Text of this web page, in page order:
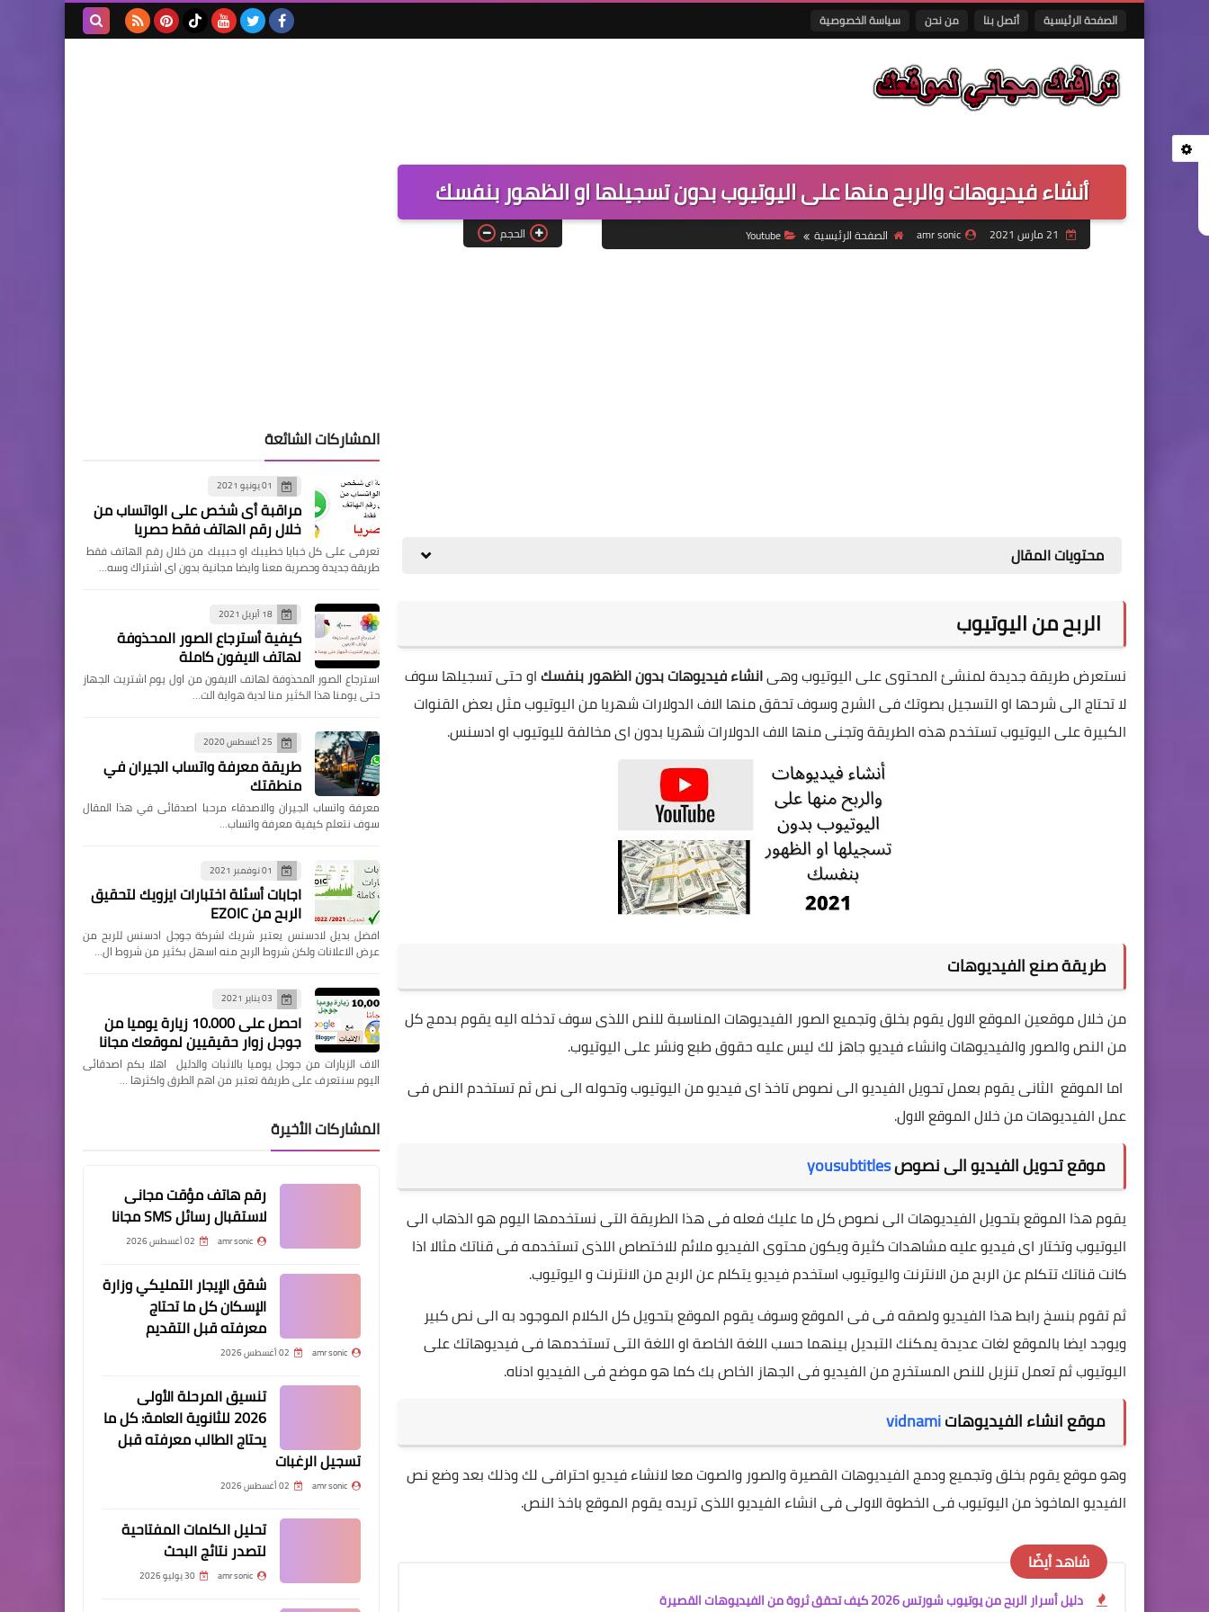
الصفحة الرئيسية أتصل بنا من نحن سياسة الخصوصية
أنشاء فيديوهات والربح منها على اليوتيوب بدون تسجيلها او الظهور بنفسك
amr sonic الصفحة الرئيسية Youtube الحجم
محتويات المقال
الربح من اليوتيوب
نستعرض طريقة جديدة لمنشئ المحتوى على اليوتيوب وهىانشاء فيديوهات بدون الظهور بنفسكاو حتى تسجيلها سوف
لا تحتاج الى شرحها او التسجيل بصوتك فى الشرح وسوف تحقق منها الاف الدولارات شهريا من اليوتيوب مثل بعض القنوات
الكبيرة على اليوتيوب تستخدم هذه الطريقة وتجنى منها الاف الدولارات شهريا بدون اى مخالفة لليوتيوب او ادسنس.
طريقة صنع الفيديوهات
من خلال موقعين الموقع الاول يقوم بخلق وتجميع الصور الفيديوهات المناسبة للنص اللذى سوف تدخله اليه يقوم بدمج كل
من النص والصور والفيديوهات وانشاء فيديو جاهز لك ليس عليه حقوق طبع ونشر على اليوتيوب.
اما الموقع الثانى يقوم بعمل تحويل الفيديو الى نصوص تاخذ اى فيديو من اليوتيوب وتحوله الى نص ثم تستخدم النص فى
عمل الفيديوهات من خلال الموقع الاول.
موقع تحويل الفيديو الى نصوصyousubtitles
يقوم هذا الموقع بتحويل الفيديوهات الى نصوص كل ما عليك فعله فى هذا الطريقة التى نستخدمها اليوم هو الذهاب الى
اليوتيوب وتختار اى فيديو عليه مشاهدات كثيرة ويكون محتوى الفيديو ملائم للاختصاص اللذى تستخدمه فى قناتك مثالا اذا
كانت قناتك تتكلم عن الربح من الانترنت واليوتيوب استخدم فيديو يتكلم عن الربح من الانترنت و اليوتيوب.
ثم تقوم بنسخ رابط هذا الفيديو ولصقه فى فى الموقع وسوف يقوم الموقع بتحويل كل الكلام الموجود به الى نص كبير
ويوجد ايضا بالموقع لغات عديدة يمكنك التبديل بينهما حسب اللغة الخاصة او اللغة التى تستخدمها فى فيديوهاتك على
اليوتيوب ثم تعمل تنزيل للنص المستخرج من الفيديو فى الجهاز الخاص بك كما هو موضح فى الفيديو ادناه.
موقع انشاء الفيديوهات
وهو موقع يقوم بخلق وتجميع ودمج الفيديوهات القصيرة والصور والصوت معا لانشاء فيديو احترافى لك وذلك بعد وضع نص
الفيديو الماخوذ من اليوتيوب فى الخطوة الاولى فى انشاء الفيديو اللذى تريده يقوم الموقع باخذ النص.
شاهد أيضًا
دليل أسرار الربح من يوتيوب شورتس 2026 كيف تحقق ثروة من الفيديوهات القصيرة
المشاركات الشائعة
01 يونيو 2021
مراقبة أى شخص على الواتساب من
خلال رقم الهاتف فقط حصريا
تعرفى على كل خبايا خطيبك او حبيبك من خلال رقم الهاتف فقط
طريقة جديدة وحصرية معنا وايضا مجانية بدون اى اشتراك وسه…
18 أبريل 2021
كيفية أسترجاع الصور المحذوفة
لهاتف الايفون كاملة
استرجاع الصور المحذوفة لهاتف الايفون من اول يوم اشتريت الجهاز
حتى يومنا هذا الكثير منا لدية هواية الت…
25 أغسطس 2020
طريقة معرفة واتساب الجيران في
منطقتك
معرفة واتساب الجيران والاصدقاء مرحبا اصدقائى في هذا المقال
سوف نتعلم كيفية معرفة واتساب…
01 نوفمبر 2021
اجابات أسئلة اختبارات ايزويك لتحقيق
الربح من EZOIC
افضل بديل لادسنس يعتبر شريك لشركة جوجل ادسنس للربح من
عرض الاعلانات ولكن شروط الربح منه اسهل بكثير من شروط ال…
03 يناير 2021
احصل على 10.000 زيارة يوميا من
جوجل زوار حقيقيين لموقعك مجانا
الاف الزيارات من جوجل يوميا بالاثبات والدليل اهلا بكم اصدقائى
اليوم سنتعرف على طريقة تعتبر من اهم الطرق واكثرها …
المشاركات الأخيرة
رقم هاتف مؤقت مجانى
لاستقبال رسائل SMS مجانا
amr sonic 02 أغسطس 2026
شقق الإيجار التمليكي وزارة
الإسكان كل ما تحتاج
معرفته قبل التقديم
amr sonic 02 أغسطس 2026
تنسيق المرحلة الأولى
2026 للثانوية العامة: كل ما
يحتاج الطالب معرفته قبل
تسجيل الرغبات
amr sonic 02 أغسطس 2026
تحليل الكلمات المفتاحية
لتصدر نتائج البحث
amr sonic 30 يوليو 2026